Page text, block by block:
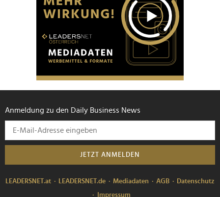
Anmeldung zu den Daily Business News
JETZT ANMELDEN
LEADERSNET.at LEADERSNET.de Mediadaten AGB
Datenschutz
Impressum